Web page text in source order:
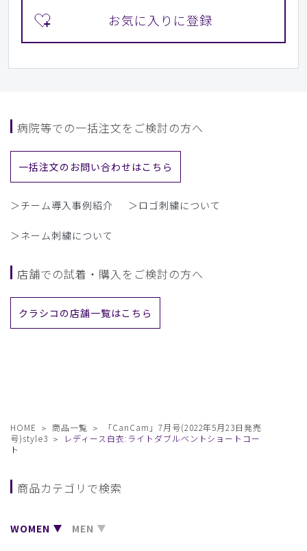
病院等での一括注文をご検討の方へ
一括注文のお問い合わせはこちら
＞チーム導入事例紹介 ＞ロゴ刺繍について
＞ネーム刺繍について
店舗での試着・購入をご検討の方へ
クラシコの店舗一覧はこちら
HOME 商品一覧
「CanCam」7月号(2022年5月23日発売
号)style3
レディース白衣:ライトダブルベントショートコー
ト
商品カテゴリで検索
WOMEN MEN